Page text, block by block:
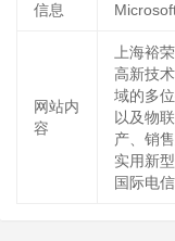
信息
网站内
容
上海裕
高新技
域的多
以及物
产、销
实用新
国际电